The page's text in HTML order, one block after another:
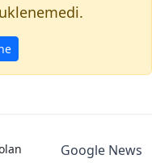
yaşlı kadın her yerde
Google News